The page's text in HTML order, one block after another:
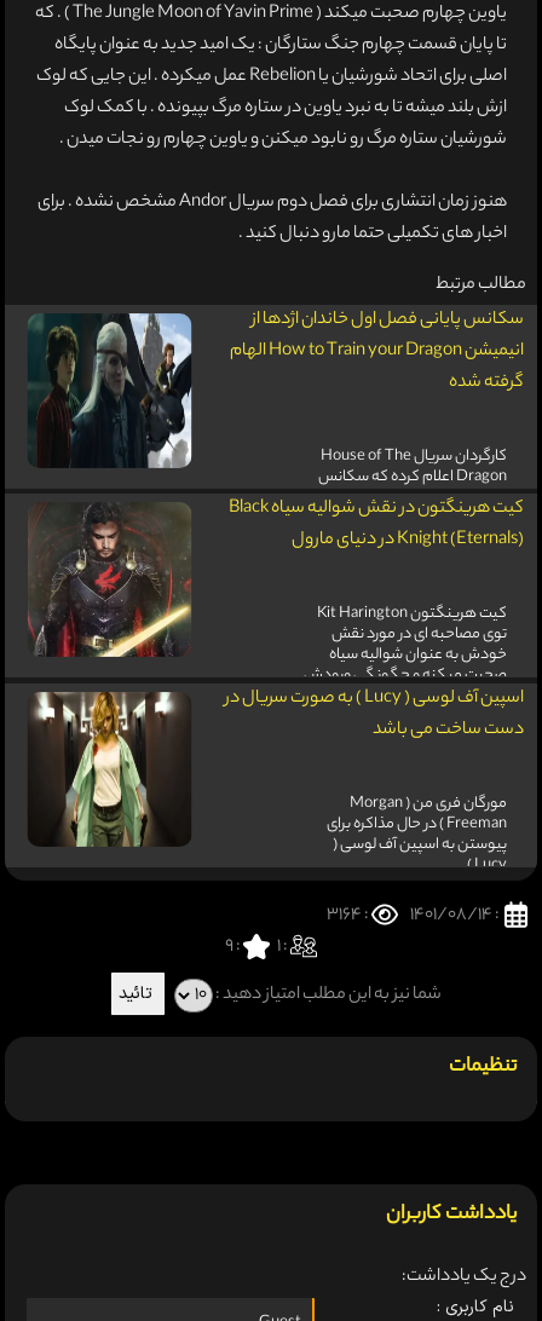
یاوین چهارم صحبت میکند ( The Jungle Moon of Yavin Prime ) . که
تا پایان قسمت چهارم جنگ ستارگان : یک امید جدید به عنوان پایگاه
اصلی برای اتحاد شورشیان یا Rebelion عمل میکرده . این جایی که لوک
ازش بلند میشه تا به نبرد یاوین در ستاره مرگ بپیونده . با کمک لوک
شورشیان ستاره مرگ رو نابود میکنن و یاوین چهارم رو نجات میدن .
هنوز زمان انتشاری برای فصل دوم سریال Andor مشخص نشده . برای
اخبار های تکمیلی حتما مارو دنبال کنید .
مطالب مرتبط
سکانس پایانی فصل اول خاندان اژدها از
انیمیشن How to Train your Dragon الهام
گرفته شده
کارگردان سریال House of The
Dragon اعلام کرده که سکانس
پایانی نبرد دو اژدها رو پس از
تماشای انیمیشن مربی اژدها
طراحی کرده.
کیت هرینگتون در نقش شوالیه سیاه Black
Knight (Eternals) در دنیای مارول
کیت هرینگتون Kit Harington
توی مصاحبه ای در مورد نقش
خودش به عنوان شوالیه سیاه
صحبت میکنه و چگونگی ورودش
به MCU.
اسپین آف لوسی ( Lucy ) به صورت سریال در
دست ساخت می باشد
مورگان فری من ( Morgan
Freeman ) در حال مذاکره برای
پیوستن به اسپین آف لوسی (
Lucy )
: 1401/08/14
: 3164
: 1
:
9
شما نیز به این مطلب امتیاز دهید :
تنظیمات
یادداشت کاربران
درج یک یادداشت:
نام کاربری :